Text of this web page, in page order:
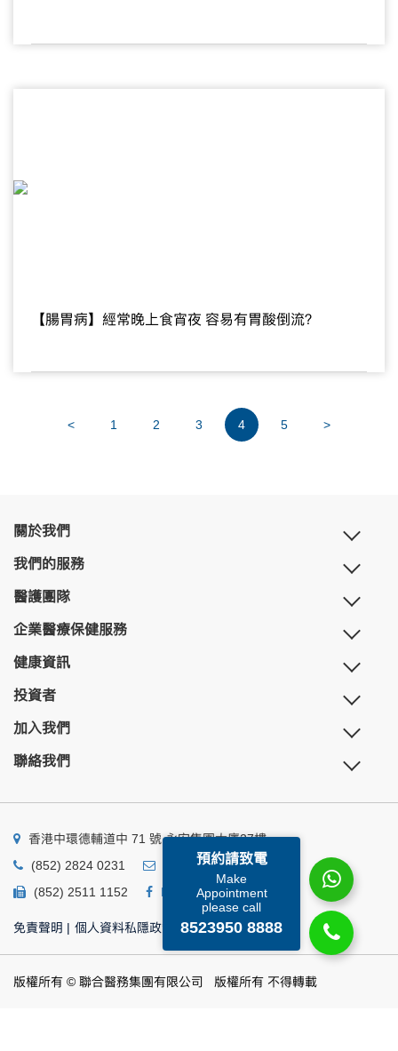
預約請致電
Make
Appointment
please call
8523950 8888
【腸胃病】經常晚上食宵夜 容易有胃酸倒流？
< 1 2 3 4 5 >
關於我們
我們的服務
醫護團隊
企業醫療保健服務
健康資訊
投資者
加入我們
聯絡我們
香港中環德輔道中 71 號 永安集團大廈27樓
(852) 2824 0231
business@ump.com.hk
(852) 2511 1152
Facebook Linkedin
免責聲明 | 個人資料私隱政策 | 個人資料收集聲明
版權所有 © 聯合醫務集團有限公司 版權所有 不得轉載